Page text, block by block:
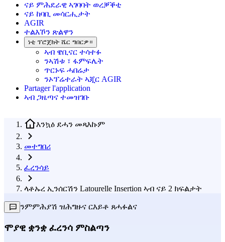
ናይ ምሕደራዊ ኣገባባት ወረቓቕቲ
ናይ ከባቢ መሳርሒታት
AGIR
ተልእኾን ጽልዋን
ነቲ ፕሮጀክት ሼር ግበርዎ።
ኣብ ዌቢናር ተሳተፉ
ንኣሽቱ ፣ ፋምፍሌት
ጥርኑፍ ሓበሬታ
ንኦፕሬተራት ኣጂር AGIR
Partager l'application
ኣብ ጋዜጣና ተመዝገቡ
እንኳዕ ደሓን መጻእኩም
መተግበሪ
ፈረንሳይ
ላቶኡረ ኢንሰርሽን Latourelle Insertion ኣብ ናይ 2 ክፍልታት
ንምምሕያሽ ዝሕግዙና ርእይቶ ጸሓፉልና
ሞያዊ ቋንቋ ፈረንሳ ምስልጣን